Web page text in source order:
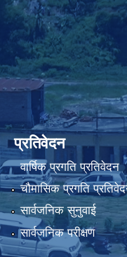
प्रतिवेदन
वार्षिक प्रगति प्रतिवेदन
चौमासिक प्रगति
सार्वजनिक सुनुवाई
सार्वजनिक परीक्षण